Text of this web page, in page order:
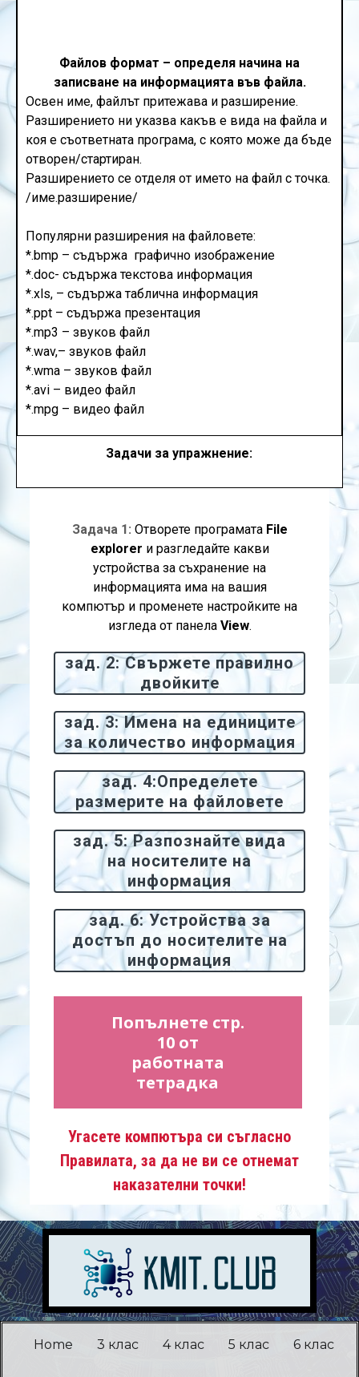
Файлов формат – определя начина на
записване на информацията във файла.
Освен име, файлът притежава и разширение.
Разширението ни указва какъв е вида на файла и
коя е съответната програма, с която може да бъде
отворен/стартиран.
Разширението се отделя от името на файл с точка.
/име.разширение/
Популярни разширения на файловете:
*.bmp – съдържа графично изображение
*.doc- съдържа текстова информация
*.xls, – съдържа таблична информация
*.ppt – съдържа презентация
*.mp3 – звуков файл
*.wav,– звуков файл
*.wma – звуков файл
*.avi – видео файл
*.mpg – видео файл
Задачи за упражнение:
Задача 1: Отворете програмата File
explorer и разгледайте какви
устройства за съхранение на
информацията има на вашия
компютър и променете настройките на
изгледа от панела View.
зад. 2: Свържете правилно
двойките
зад. 3: Имена на единиците
за количество информация
зад. 4:Определете
размерите на файловете
зад. 5: Разпознайте вида
на носителите на
информация
зад. 6: Устройства за
достъп до носителите на
информация
Попълнете стр.
10 от
работната
тетрадка
Угасете компютъра си съгласно
Правилата, за да не ви се отнемат
наказателни точки!
Home 3 клас 4 клас 5 клас 6 клас